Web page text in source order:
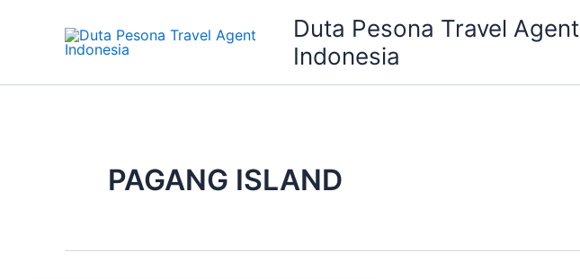
Duta Pesona Travel Agent
Indonesia
PAGANG ISLAND